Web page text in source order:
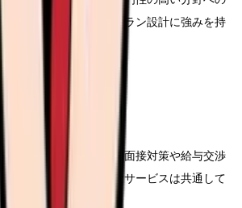
指す方へのキャリアプラン設計に強みを持
ト内容を比較すると、面接対策や給与交渉
アップなど、基本的なサービスは共通して